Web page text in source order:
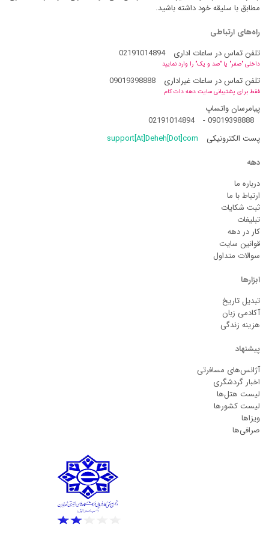
مطابق با سلیقه خود داشته باشید.
راه‌های ارتباطی
تلفن تماس در ساعات اداری
02191014894
داخلی "صفر" یا "صد و یک" را وارد نمایید
تلفن تماس در ساعات غیراداری 09019398888
فقط برای پشتیبانی سایت دهه دات کام
پیامرسان واتساپ
09019398888
-
02191014894
پست الکترونیکی
support[At]Deheh[Dot]com
دهه
درباره ما
ارتباط با ما
ثبت شکایات
تبلیغات
کار در دهه
قوانین سایت
سوالات متداول
ابزارها
تبدیل تاریخ
آکادمی زبان
هزینه زندگی
پیشنهاد
آژانس‌های مسافرتی
اخبار گردشگری
لیست هتل‌ها
لیست کشورها
ویزاها
صرافی‌ها